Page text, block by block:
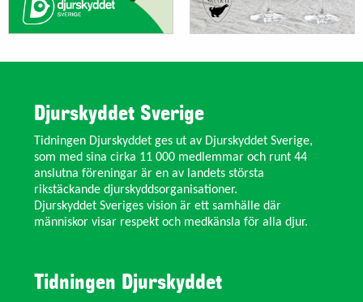
Djurskyddet Sverige
Tidningen Djurskyddet ges ut av Djurskyddet Sverige,
som med sina cirka 11 000 medlemmar och runt 44
anslutna föreningar är en av landets största
rikstäckande djurskyddsorganisationer.
Djurskyddet Sveriges vision är ett samhälle där
människor visar respekt och medkänsla för alla djur.
Tidningen Djurskyddet